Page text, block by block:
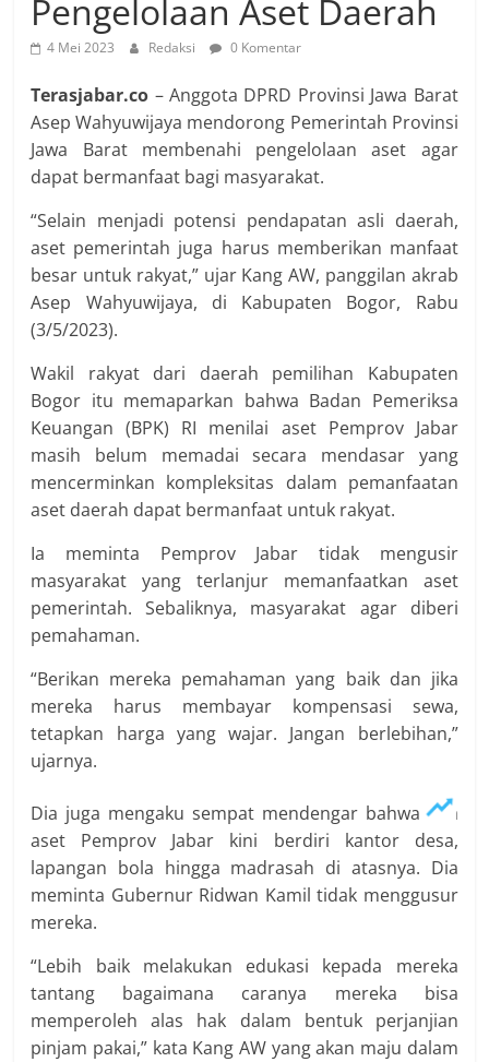
Pengelolaan Aset Daerah
4 Mei 2023 Redaksi 0 Komentar
Terasjabar.co – Anggota DPRD Provinsi Jawa Barat
Asep Wahyuwijaya mendorong Pemerintah Provinsi
Jawa Barat membenahi pengelolaan aset agar
dapat bermanfaat bagi masyarakat.
“Selain menjadi potensi pendapatan asli daerah,
aset pemerintah juga harus memberikan manfaat
besar untuk rakyat,” ujar Kang AW, panggilan akrab
Asep Wahyuwijaya, di Kabupaten Bogor, Rabu
(3/5/2023).
Wakil rakyat dari daerah pemilihan Kabupaten
Bogor itu memaparkan bahwa Badan Pemeriksa
Keuangan (BPK) RI menilai aset Pemprov Jabar
masih belum memadai secara mendasar yang
mencerminkan kompleksitas dalam pemanfaatan
aset daerah dapat bermanfaat untuk rakyat.
Ia meminta Pemprov Jabar tidak mengusir
masyarakat yang terlanjur memanfaatkan aset
pemerintah. Sebaliknya, masyarakat agar diberi
pemahaman.
“Berikan mereka pemahaman yang baik dan jika
mereka harus membayar kompensasi sewa,
tetapkan harga yang wajar. Jangan berlebihan,”
ujarnya.
Dia juga mengaku sempat mendengar bahwa ada
aset Pemprov Jabar kini berdiri kantor desa,
lapangan bola hingga madrasah di atasnya. Dia
meminta Gubernur Ridwan Kamil tidak menggusur
mereka.
“Lebih baik melakukan edukasi kepada mereka
tantang bagaimana caranya mereka bisa
memperoleh alas hak dalam bentuk perjanjian
pinjam pakai,” kata Kang AW yang akan maju dalam